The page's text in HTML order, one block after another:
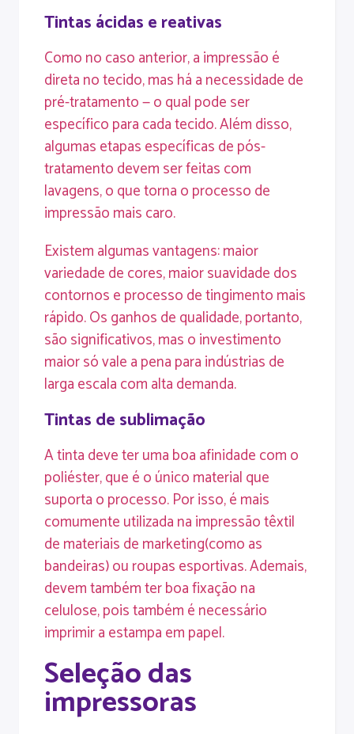
Tintas ácidas e reativas
Como no caso anterior, a impressão é
direta no tecido, mas há a necessidade de
pré-tratamento — o qual pode ser
específico para cada tecido. Além disso,
algumas etapas específicas de pós-
tratamento devem ser feitas com
lavagens, o que torna o processo de
impressão mais caro.
Existem algumas vantagens: maior
variedade de cores, maior suavidade dos
contornos e processo de tingimento mais
rápido. Os ganhos de qualidade, portanto,
são significativos, mas o investimento
maior só vale a pena para indústrias de
larga escala com alta demanda.
Tintas de sublimação
A tinta deve ter uma boa afinidade com o
poliéster, que é o único material que
suporta o processo. Por isso, é mais
comumente utilizada na impressão têxtil
demateriais de marketing(como as
bandeiras) ou roupas esportivas. Ademais,
devem também ter boa fixação na
celulose, pois também é necessário
imprimir a estampa em papel.
Seleção das
impressoras